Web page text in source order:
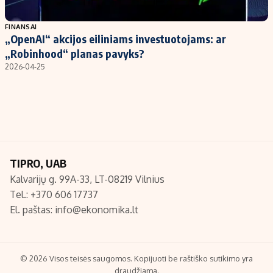
Populiarios temos
Investavimas
Akcijų rinka
Titulinis
Nedarbo išmokos skaičiuoklė
Redakcija
Turinio žymėjimo taisyklės
FINANSAI
„OpenAI“ akcijos eiliniams investuotojams: ar
„Robinhood“ planas pavyks?
2026-04-25
TIPRO, UAB
Kalvarijų g. 99A-33, LT-08219 Vilnius
Tel.: +370 606 17737
El. paštas: info@ekonomika.lt
© 2026 Visos teisės saugomos. Kopijuoti be raštiško sutikimo yra
draudžiama.